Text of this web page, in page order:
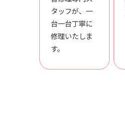
タッフが、一
台一台丁寧に
修理いたしま
す。